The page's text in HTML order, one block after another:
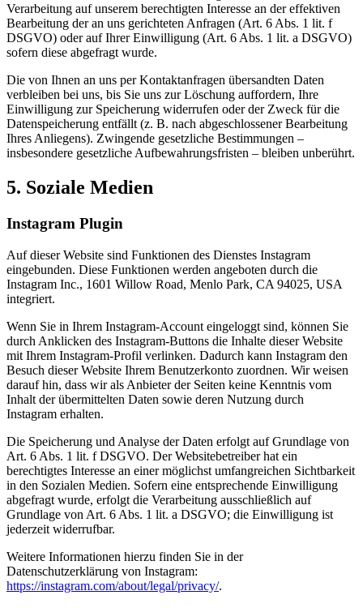
Verarbeitung auf unserem berechtigten Interesse an der effektiven
Bearbeitung der an uns gerichteten Anfragen (Art. 6 Abs. 1 lit. f
DSGVO) oder auf Ihrer Einwilligung (Art. 6 Abs. 1 lit. a DSGVO)
sofern diese abgefragt wurde.
Die von Ihnen an uns per Kontaktanfragen übersandten Daten
verbleiben bei uns, bis Sie uns zur Löschung auffordern, Ihre
Einwilligung zur Speicherung widerrufen oder der Zweck für die
Datenspeicherung entfällt (z. B. nach abgeschlossener Bearbeitung
Ihres Anliegens). Zwingende gesetzliche Bestimmungen –
insbesondere gesetzliche Aufbewahrungsfristen – bleiben unberührt.
5. Soziale Medien
Instagram Plugin
Auf dieser Website sind Funktionen des Dienstes Instagram
eingebunden. Diese Funktionen werden angeboten durch die
Instagram Inc., 1601 Willow Road, Menlo Park, CA 94025, USA
integriert.
Wenn Sie in Ihrem Instagram-Account eingeloggt sind, können Sie
durch Anklicken des Instagram-Buttons die Inhalte dieser Website
mit Ihrem Instagram-Profil verlinken. Dadurch kann Instagram den
Besuch dieser Website Ihrem Benutzerkonto zuordnen. Wir weisen
darauf hin, dass wir als Anbieter der Seiten keine Kenntnis vom
Inhalt der übermittelten Daten sowie deren Nutzung durch
Instagram erhalten.
Die Speicherung und Analyse der Daten erfolgt auf Grundlage von
Art. 6 Abs. 1 lit. f DSGVO. Der Websitebetreiber hat ein
berechtigtes Interesse an einer möglichst umfangreichen Sichtbarkeit
in den Sozialen Medien. Sofern eine entsprechende Einwilligung
abgefragt wurde, erfolgt die Verarbeitung ausschließlich auf
Grundlage von Art. 6 Abs. 1 lit. a DSGVO; die Einwilligung ist
jederzeit widerrufbar.
Weitere Informationen hierzu finden Sie in der
Datenschutzerklärung von Instagram:
https://instagram.com/about/legal/privacy/.